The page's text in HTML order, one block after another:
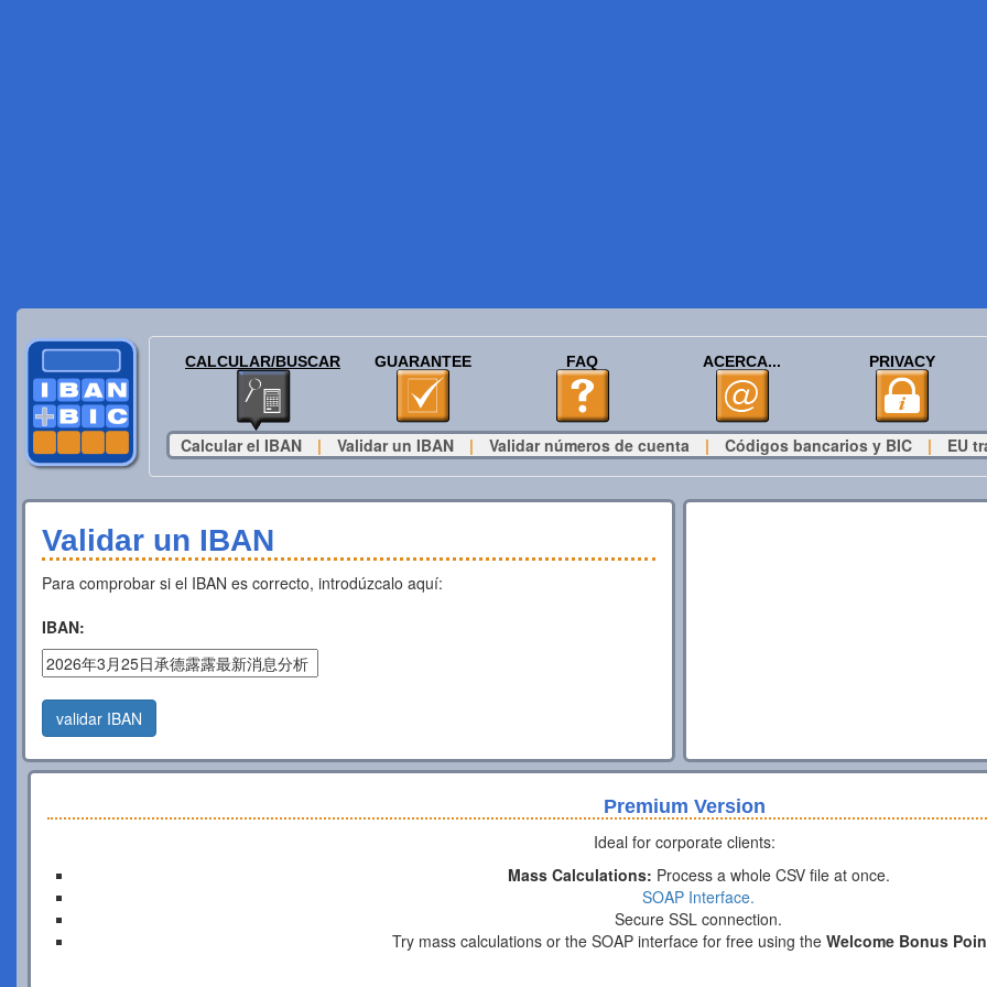
CALCULAR/BUSCAR GUARANTEE FAQ ACERCA... PRIVACY
Calcular el IBAN | Validar un IBAN | Validar números de cuenta | Códigos bancarios y BIC | EU
Validar un IBAN
Para comprobar si el IBAN es correcto, introdúzcalo aquí:
IBAN:
validar IBAN
Premium Version
Ideal for corporate clients:
Mass Calculations: Process a whole CSV file at once.
SOAP Interface.
Secure SSL connection.
Try mass calculations or the SOAP interface for free using the Welcome Bonus